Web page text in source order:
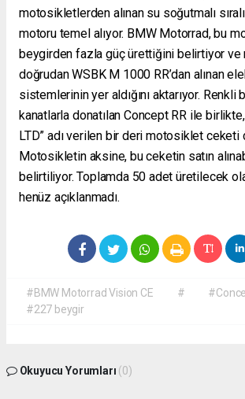
motosikletlerden alınan su soğutmalı
motoru temel alıyor. BMW Motorrad, bu
beygirden fazla güç ürettiğini belirtiyor ve
doğrudan WSBK M 1000 RR’dan alınan
sistemlerinin yer aldığını aktarıyor. Renkli
kanatlarla donatılan Concept RR ile
LTD” adı verilen bir deri motosiklet ceketi
Motosikletin aksine, bu ceketin satın
belirtiliyor. Toplamda 50 adet üretilecek
henüz açıklanmadı.
#BMW Motorrad Vision CE #
#227 beygir
Okuyucu Yorumları (0)